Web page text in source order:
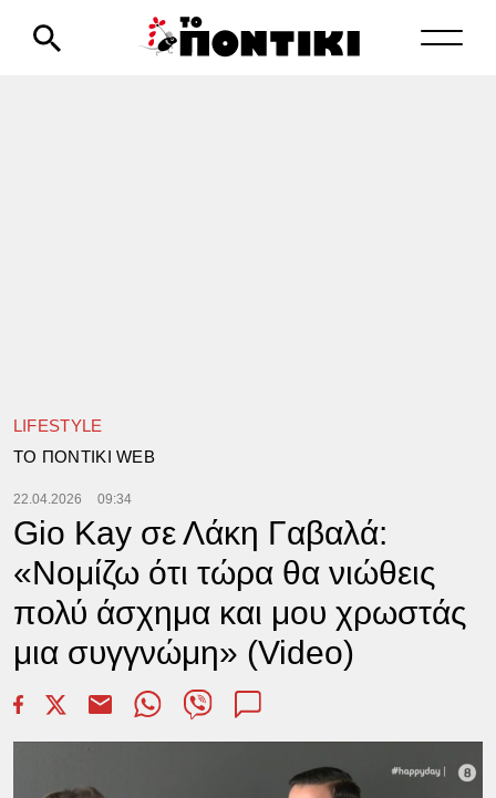
LIFESTYLE
TΟ ΠΟΝΤΙΚΙ WEB
22.04.2026 09:34
Gio Kay σε Λάκη Γαβαλά:
«Νομίζω ότι τώρα θα νιώθεις
πολύ άσχημα και μου χρωστάς
μια συγγνώμη» (Video)